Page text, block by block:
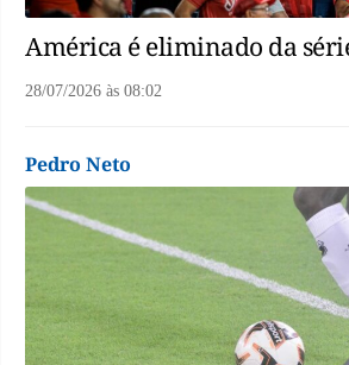
América é eliminado da
28/07/2026 às 08:02
Pedro Neto